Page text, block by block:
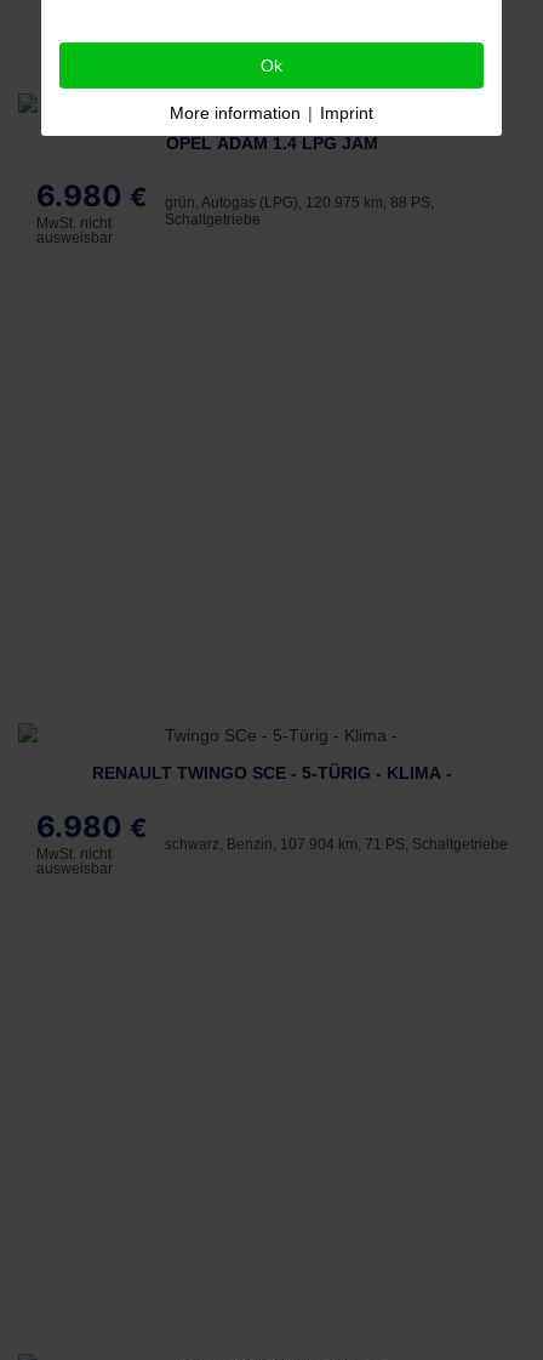
OPEL ADAM 1.4 LPG JAM
6.980 €
MwSt. nicht
ausweisbar
grün, Autogas (LPG), 120.975 km, 88 PS,
Schaltgetriebe
RENAULT TWINGO SCE - 5-TÜRIG - KLIMA -
6.980 €
MwSt. nicht
ausweisbar
schwarz, Benzin, 107.904 km, 71 PS, Schaltgetriebe
Ok
More information | Imprint